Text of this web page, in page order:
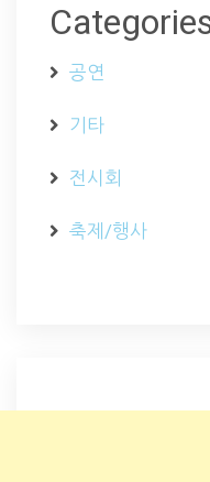
공연
기타
전시회
축제/행사